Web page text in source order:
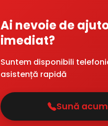
Ai nevoie de
imediat?
Suntem disponibili
asistență rapidă
Sună acum